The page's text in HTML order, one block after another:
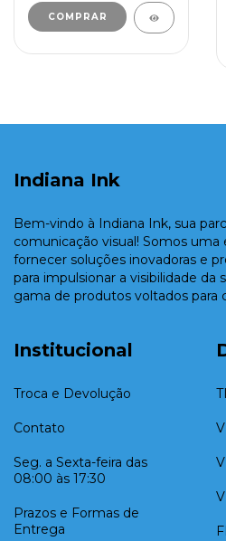
Indiana Ink
Bem-vindo à Indiana Ink, sua
comunicação visual! Somos uma
fornecer soluções inovadoras e
para impulsionar a visibilidade da
gama de produtos voltados para
Institucional
Troca e Devolução
Contato
Seg. a Sexta-feira das
08:00 às 17:30
Prazos e Formas de
Entrega